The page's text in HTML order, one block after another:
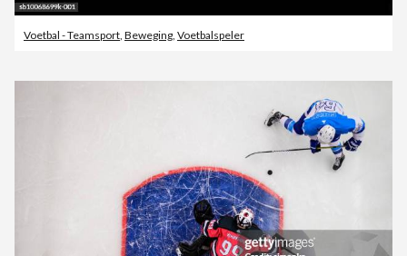
Voetbal - Teamsport Beweging Voetbalspeler